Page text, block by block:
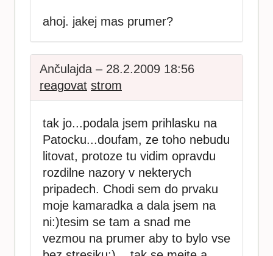
ahoj. jakej mas prumer?
Ančulajda – 28.2.2009 18:56
reagovat strom
tak jo...podala jsem prihlasku na
Patocku...doufam, ze toho nebudu
litovat, protoze tu vidim opravdu
rozdilne nazory v nekterych
pripadech. Chodi sem do prvaku
moje kamaradka a dala jsem na
ni:)tesim se tam a snad me
vezmou na prumer aby to bylo vse